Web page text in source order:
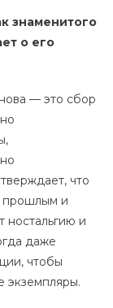
знаменитого
о его
— это сбор
что
прошлым и
ностальгию и
даже
чтобы
экземпляры.